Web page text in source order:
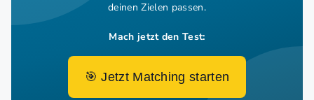
deinen Zielen passen.
Mach jetzt den Test:
🎯 Jetzt Matching starten